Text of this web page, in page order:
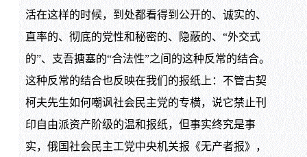
活在这样的时候，到处都看得到公开的、诚实的、
直率的、彻底的党性和秘密的、隐蔽的、“外交式
的”、支吾搪塞的“合法性”之间的这种反常的结合。
这种反常的结合也反映在我们的报纸上：不管古契
柯夫先生如何嘲讽社会民主党的专横，说它禁止刊
印自由派资产阶级的温和报纸，但事实终究是事
实，俄国社会民主工党中央机关报《无产者报》，